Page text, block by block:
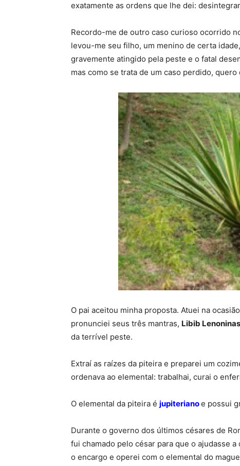
exatamente as ordens que lhe dei:
Recordo-me de outro caso curioso ocorrido
levou-me seu filho, um menino de certa
gravemente atingido pela peste e o fatal
mas como se trata de um caso perdido,
O pai aceitou minha proposta. Atuei na
pronunciei seus três mantras, Libib
da terrível peste.
Extraí as raízes da piteira e preparei um
ordenava ao elemental: trabalhai, curai o
O elemental da piteira é jupiterianoe possui
Durante o governo dos últimos césares de
fui chamado pelo césar para que o ajudasse
o encargo e operei com o elemental do